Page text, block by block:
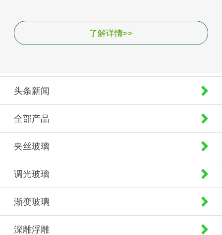
了解详情>>
头条新闻
全部产品
夹丝玻璃
调光玻璃
渐变玻璃
深雕浮雕